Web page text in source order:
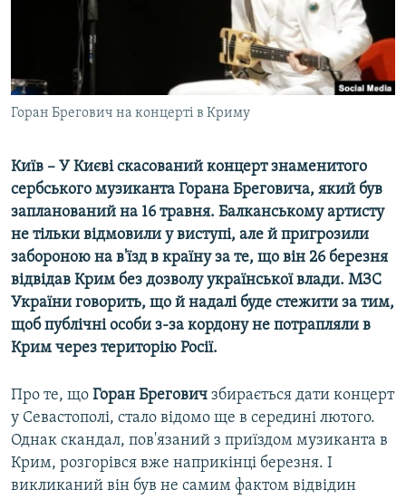
ВІДЕОУРОКИ «ELIFBE»
СВІДЧЕННЯ ОКУПАЦІЇ
УКРАЇНСЬКА ПРОБЛЕМА КРИМУ
ІНФОГРАФІКА
Qırımtatar
ДОЛУЧАЙСЯ!
Усі сайти RFE/RL
Горан Брегович на концерті в Криму
Київ – У Києві скасований концерт знаменитого
сербського музиканта Горана Бреговича, який був
запланований на 16 травня. Балканському артисту
не тільки відмовили у виступі, але й пригрозили
забороною на в'їзд в країну за те, що він 26 березня
відвідав Крим без дозволу української влади. МЗС
України говорить, що й надалі буде стежити за тим,
щоб публічні особи з-за кордону не потрапляли в
Крим через територію Росії.
Про те, що Горан Брегович збирається дати концерт
у Севастополі, стало відомо ще в середині лютого.
Однак скандал, пов'язаний з приїздом музиканта в
Крим, розгорівся вже наприкінці березня. І
викликаний він був не самим фактом відвідин